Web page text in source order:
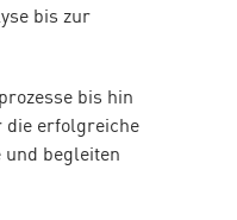
bis zur
bis hin
die erfolgreiche
und begleiten